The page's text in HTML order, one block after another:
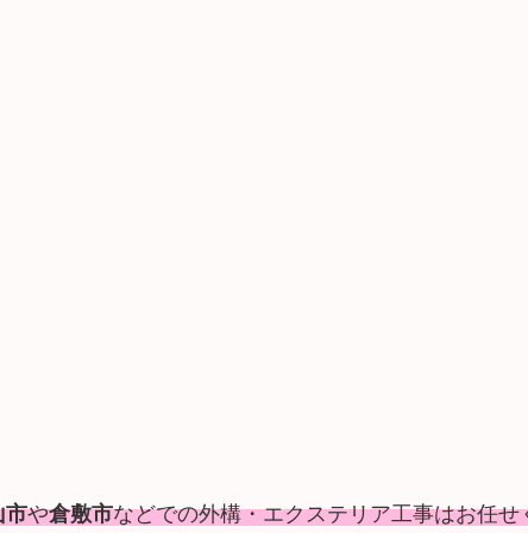
市や倉敷市などでの外構・エクステリア工事はお任せ